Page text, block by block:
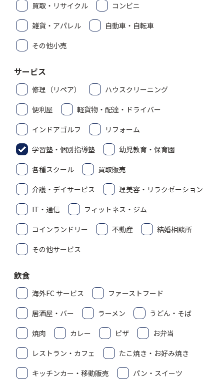
買取・リサイクル
コンビニ
雑貨・アパレル
自動車・自転車
その他小売
サービス
修理（リペア）
ハウスクリーニング
便利屋
軽貨物・配達・ドライバー
インドアゴルフ
リフォーム
学習塾・個別指導塾
幼児教育・保育園
各種スクール
買取販売
介護・デイサービス
理美容・リラクゼーション
IT・通信
フィットネス・ジム
コインランドリー
不動産
結婚相談所
その他サービス
飲食
海外FC サービス
ファーストフード
居酒屋・バー
ラーメン
うどん・そば
焼肉
カレー ピザ
お弁当
レストラン・カフェ
たこ焼き・お好み焼き
キッチンカー・移動販売
パン・スイーツ